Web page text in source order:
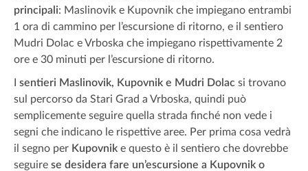
principali: Maslinovik e Kupovnik che impiegano entrambi
1 ora di cammino per l’escursione di ritorno, e il sentiero
Mudri Dolac e Vrboska che impiegano rispettivamente 2
ore e 30 minuti per l’escursione di ritorno.
sentieri Maslinovik, Kupovnik e Mudri Dolac si trovano
sul percorso da Stari Grad a Vrboska, quindi può
semplicemente seguire quella strada finché non vede i
segni che indicano le rispettive aree. Per prima cosa vedrà
il segno per Kupovnik e questo è il sentiero che dovrebbe
seguire se desidera fare un’escursione a Kupovnik o